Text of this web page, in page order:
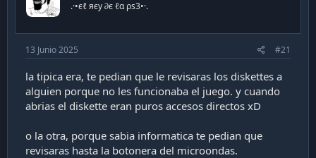
t
e
m
a
u
l
i
c
a
c
i
ó
.·•єℓ яєу ∂є ℓα ρѕ3•·.
13 Junio 2025 #21
la tipica era, te pedian que le revisaras los diskettes a
alguien porque no les funcionaba el juego. y cuando
abrias el diskette eran puros accesos directos xD
o la otra, porque sabia informatica te pedian que
revisaras hasta la botonera del microondas.